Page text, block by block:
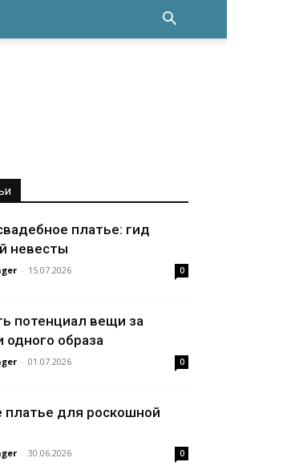
платье: гид
невесты
- 15.07.2026 0
потенциал вещи за
одного образа
- 01.07.2026 0
платье для роскошной
- 30.06.2026 0